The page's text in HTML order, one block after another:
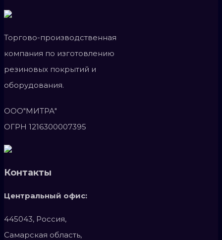
Торгово-производственная
компания по изготовлению
резиновых покрытий и
оборудования.
ООО"МИТРА"
ОГРН 1216300007395
Контакты
Центральный офис:
445043, Россия,
Самарская область,